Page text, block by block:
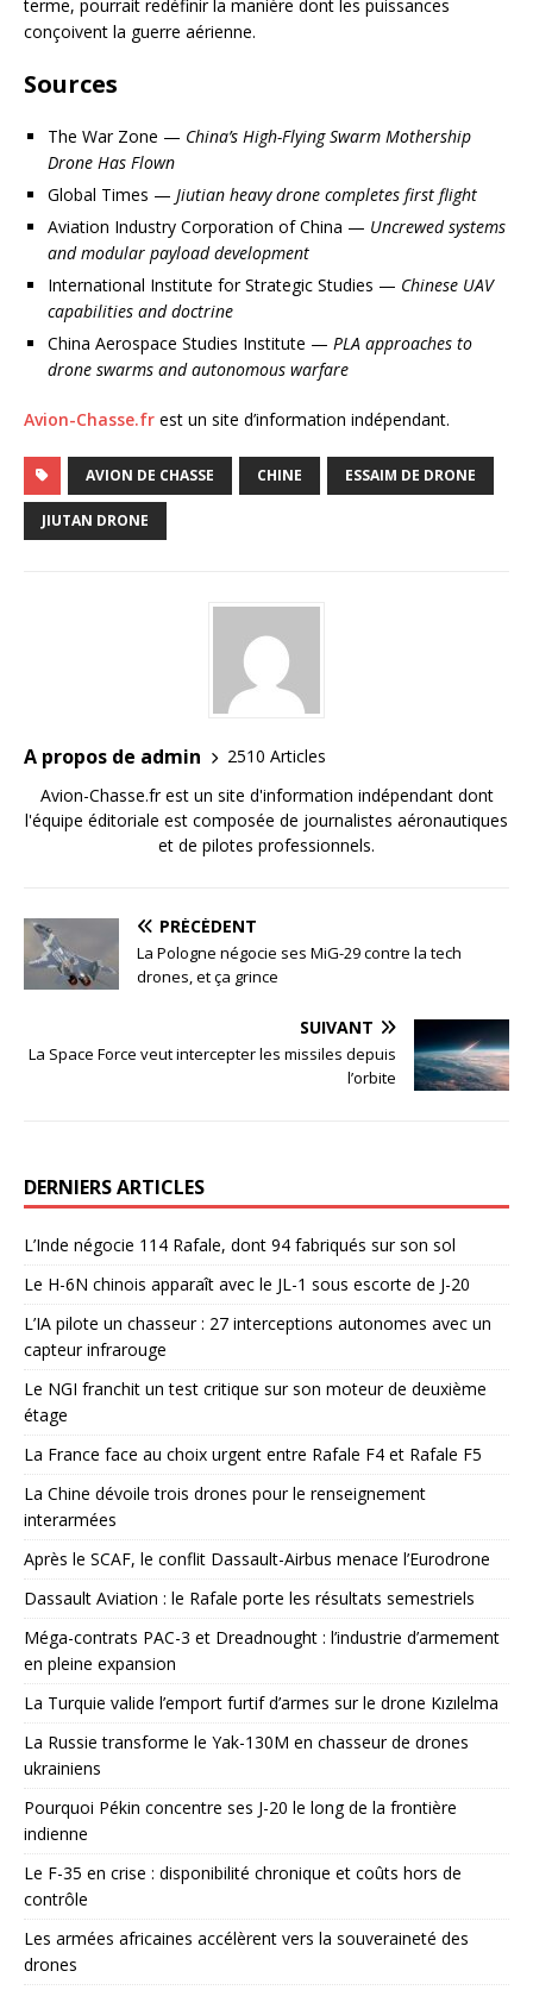
terme, pourrait redéfinir la manière dont les puissances
conçoivent la guerre aérienne.
Sources
The War Zone — China’s High-Flying Swarm Mothership
Drone Has Flown
Global Times — Jiutian heavy drone completes first flight
Aviation Industry Corporation of China — Uncrewed systems
and modular payload development
International Institute for Strategic Studies — Chinese UAV
capabilities and doctrine
China Aerospace Studies Institute — PLA approaches to
drone swarms and autonomous warfare
Avion-Chasse.fr est un site d’information indépendant.
AVION DE CHASSE CHINE ESSAIM DE DRONE
JIUTAN DRONE
A propos de admin
2510 Articles
Avion-Chasse.fr est un site d'information indépendant dont
l'équipe éditoriale est composée de journalistes aéronautiques
et de pilotes professionnels.
PRÉCÉDENT
La Pologne négocie ses MiG-29 contre la tech
drones, et ça grince
SUIVANT
La Space Force veut intercepter les missiles depuis
l’orbite
DERNIERS ARTICLES
L’Inde négocie 114 Rafale, dont 94 fabriqués sur son sol
Le H-6N chinois apparaît avec le JL-1 sous escorte de J-20
L’IA pilote un chasseur : 27 interceptions autonomes avec un
capteur infrarouge
Le NGI franchit un test critique sur son moteur de deuxième
étage
La France face au choix urgent entre Rafale F4 et Rafale F5
La Chine dévoile trois drones pour le renseignement
interarmées
Après le SCAF, le conflit Dassault-Airbus menace l’Eurodrone
Dassault Aviation : le Rafale porte les résultats semestriels
Méga-contrats PAC-3 et Dreadnought : l’industrie d’armement
en pleine expansion
La Turquie valide l’emport furtif d’armes sur le drone Kızılelma
La Russie transforme le Yak-130M en chasseur de drones
ukrainiens
Pourquoi Pékin concentre ses J-20 le long de la frontière
indienne
Le F-35 en crise : disponibilité chronique et coûts hors de
contrôle
Les armées africaines accélèrent vers la souveraineté des
drones